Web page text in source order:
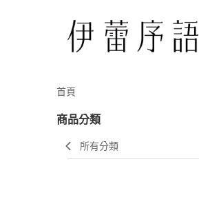
首頁
商品分類
所有分類